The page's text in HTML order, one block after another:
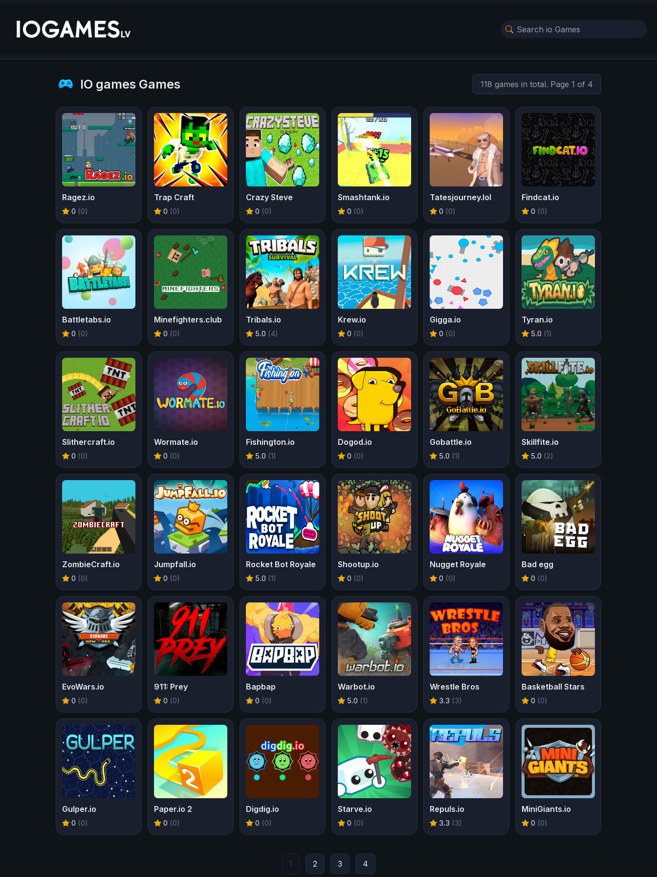
IO games Games 118 games in total. Page 1 of 4
Ragez.io
0 (0)
Trap Craft
0 (0)
Crazy Steve
0 (0)
Smashtank.io
0 (0)
Tatesjourney.lol
0 (0)
Findcat.io
0 (0)
Battletabs.io
0 (0)
Minefighters.club
0 (0)
Tribals.io
5.0 (4)
Krew.io
0 (0)
Gigga.io
0 (0)
Tyran.io
5.0 (1)
Slithercraft.io
0 (0)
Wormate.io
0 (0)
Fishington.io
5.0 (1)
Dogod.io
0 (0)
Gobattle.io
5.0 (1)
Skillfite.io
5.0 (2)
ZombieCraft.io
0 (0)
Jumpfall.io
0 (0)
Rocket Bot Royale
5.0 (1)
Shootup.io
0 (0)
Nugget Royale
0 (0)
Bad egg
0 (0)
EvoWars.io
0 (0)
911: Prey
0 (0)
Bapbap
0 (0)
Warbot.io
5.0 (1)
Wrestle Bros
3.3 (3)
Basketball Stars
0 (0)
Gulper.io
0 (0)
Paper.io 2
0 (0)
Digdig.io
0 (0)
Starve.io
0 (0)
Repuls.io
3.3 (3)
MiniGiants.io
0 (0)
1 2 3 4